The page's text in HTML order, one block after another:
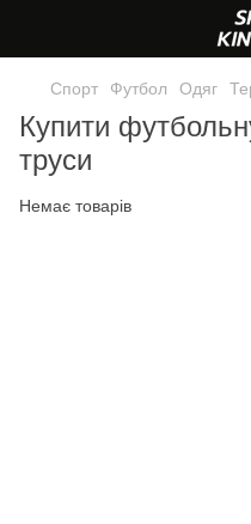
Спорт Футбол Одяг
Купити
труси
Немає товарів